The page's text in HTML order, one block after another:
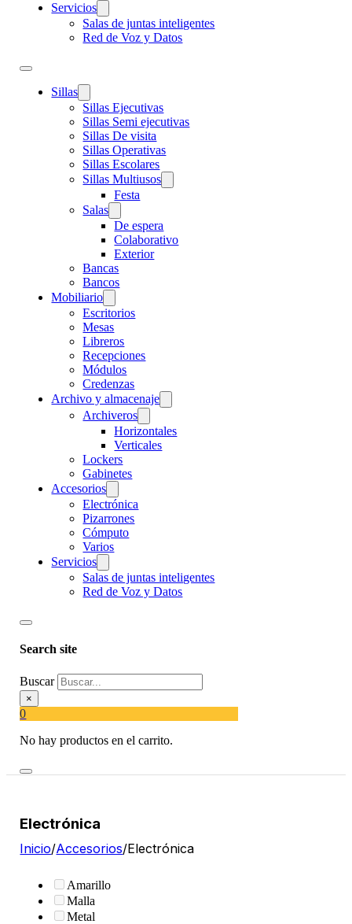
Servicios
Salas de juntas inteligentes
Red de Voz y Datos
Sillas
Sillas Ejecutivas
Sillas Semi ejecutivas
Sillas De visita
Sillas Operativas
Sillas Escolares
Sillas Multiusos
Festa
Salas
De espera
Colaborativo
Exterior
Bancas
Bancos
Mobiliario
Escritorios
Mesas
Libreros
Recepciones
Módulos
Credenzas
Archivo y almacenaje
Archiveros
Horizontales
Verticales
Lockers
Gabinetes
Accesorios
Electrónica
Pizarrones
Cómputo
Varios
Servicios
Salas de juntas inteligentes
Red de Voz y Datos
Search site
Buscar
×
0
No hay productos en el carrito.
Electrónica
Inicio/Accesorios/Electrónica
Amarillo
Malla
Metal